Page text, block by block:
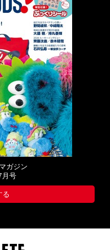
ガジン
月号
る